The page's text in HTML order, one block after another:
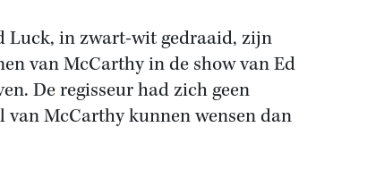
Luck, in zwart-wit gedraaid, zijn
van McCarthy in de show van Ed
De regisseur had zich geen
van McCarthy kunnen wensen dan